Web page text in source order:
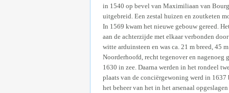
in 1540 op bevel van Maximiliaan van
uitgebreid. Een zestal huizen en zoutketen
In 1569 kwam het nieuwe gebouw gereed.
aan de achterzijde met elkaar verbonden
witte arduinsteen en was ca. 21 m breed, 45
Noorderhoofd, recht tegenover en
1630 in zee. Daarna werden in het rondeel
plaats van de conciërgewoning werd in
het beheer van het in het arsenaal